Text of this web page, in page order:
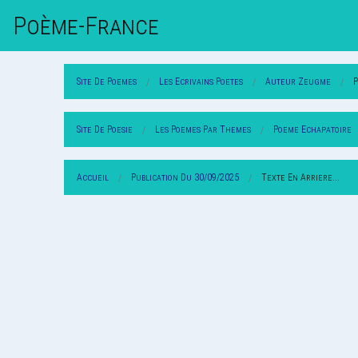
Poème-FrAnce
Site De Poemes Les Ecrivains Poetes Auteur Zeugme
Site De Poesie Les Poemes Par Themes Poeme Echapatoire
Accueil Publication Du 30/09/2025 Texte En Arriere...